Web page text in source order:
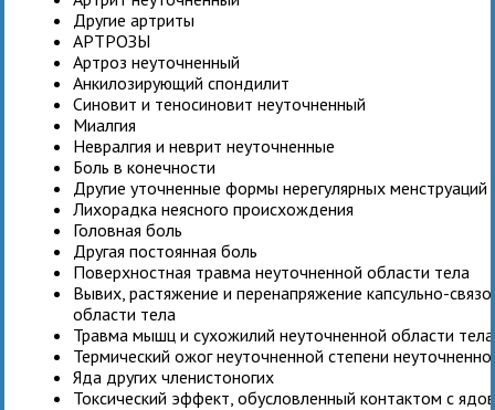
Другие артриты
АРТРОЗЫ
Артроз неуточненный
Анкилозирующий спондилит
Синовит и теносиновит неуточненный
Миалгия
Невралгия и неврит неуточненные
Боль в конечности
Другие уточненные формы нерегулярных менструаций
Лихорадка неясного происхождения
Головная боль
Другая постоянная боль
Поверхностная травма неуточненной области тела
Вывих, растяжение и перенапряжение капсульно-
области тела
Травма мышц и сухожилий неуточненной области тела
Термический ожог неуточненной степени
Яда других членистоногих
Токсический эффект, обусловленный контактом с